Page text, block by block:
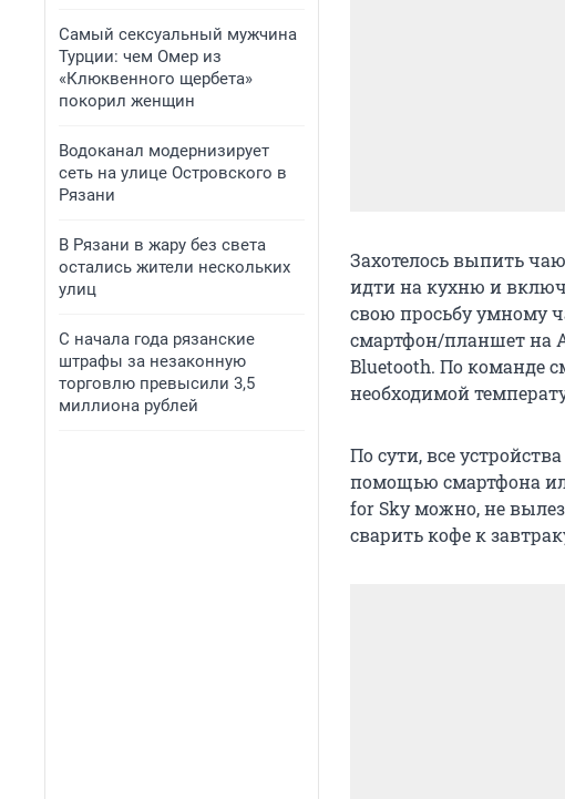
Самый сексуальный мужчина
Турции: чем Омер из
«Клюквенного щербета»
покорил женщин
Водоканал модернизирует
сеть на улице Островского в
Рязани
В Рязани в жару без света
остались жители нескольких
улиц
С начала года рязанские
штрафы за незаконную
торговлю превысили 3,5
миллиона рублей
Захотелось выпить
идти на кухню и
свою просьбу умному
смартфон/планшет на
Bluetooth. По команде
необходимой
По сути, все
помощью смартфона
for Sky можно, не
сварить кофе к